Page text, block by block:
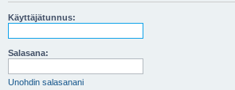
Käyttäjätunnus:
Salasana:
Unohdin salasanani